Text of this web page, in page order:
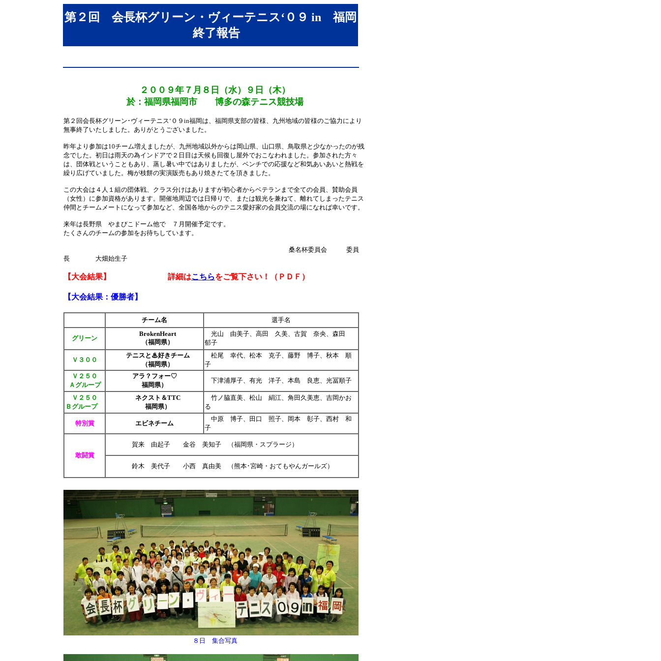
第２回 会長杯グリーン・ヴィーテニス‘０９ in 福岡
終了報告
２００９年７月８日（水）９日（木）
於：福岡県福岡市 博多の森テニス競技場
第２回会長杯グリーン･ヴィーテニス‘０９in福岡は、福岡県支部の皆様、九州地域の皆様のご協力により
無事終了いたしました。ありがとうございました。
昨年より参加は10チーム増えましたが、九州地域以外からは岡山県、山口県、鳥取県と少なかったのが残
念でした。初日は雨天の為インドアで２日目は天候も回復し屋外でおこなわれました。参加された方々
は、団体戦ということもあり、蒸し暑い中ではありましたが、ベンチでの応援など和気あいあいと熱戦を
繰り広げていました。梅が枝餅の実演販売もあり焼きたてを頂きました。
この大会は４人１組の団体戦、クラス分けはありますが初心者からベテランまで全ての会員、賛助会員
（女性）に参加資格があります。開催地周辺では日帰りで、または観光を兼ねて、離れてしまったテニス
仲間とチームメートになって参加など、全国各地からのテニス愛好家の会員交流の場になれば幸いです。
来年は長野県 やまびこドーム他で ７月開催予定です。
たくさんのチームの参加をお待ちしています。
桑名杯委員会 委員
長 大畑始生子
【大会結果】 詳細はこちらをご覧下さい！（ＰＤＦ）
【大会結果：優勝者】
チーム名 選手名
グリーン
BrokenHeart
（福岡県）
光山 由美子、高田 久美、古賀 奈央、森田
郁子
Ｖ３００
テニスと♨好きチーム
（福岡県）
松尾 幸代、松本 克子、藤野 博子、秋本 順
子
Ｖ２５０
Ａグループ
アラ？フォー♡
福岡県）
下津浦厚子、有光 洋子、本島 良恵、光冨順子
Ｖ２５０
Ｂグループ
ネクスト＆TTC
福岡県）
竹ノ脇直美、松山 絹江、角田久美恵、吉岡かお
る
特別賞 エビネチーム
中原 博子、田口 照子、岡本 彰子、西村 和
子
敢闘賞
賀来 由起子 金谷 美知子 （福岡県・スプラージ）
鈴木 美代子 小西 真由美 （熊本･宮崎・おてもやんガールズ）
８日 集合写真